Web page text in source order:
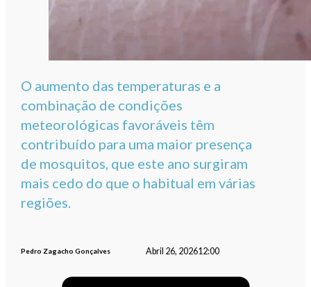
O aumento das temperaturas e a
combinação de condições
meteorológicas favoráveis têm
contribuído para uma maior presença
de mosquitos, que este ano surgiram
mais cedo do que o habitual em várias
regiões.
Pedro Zagacho Gonçalves Abril 26, 202612:00